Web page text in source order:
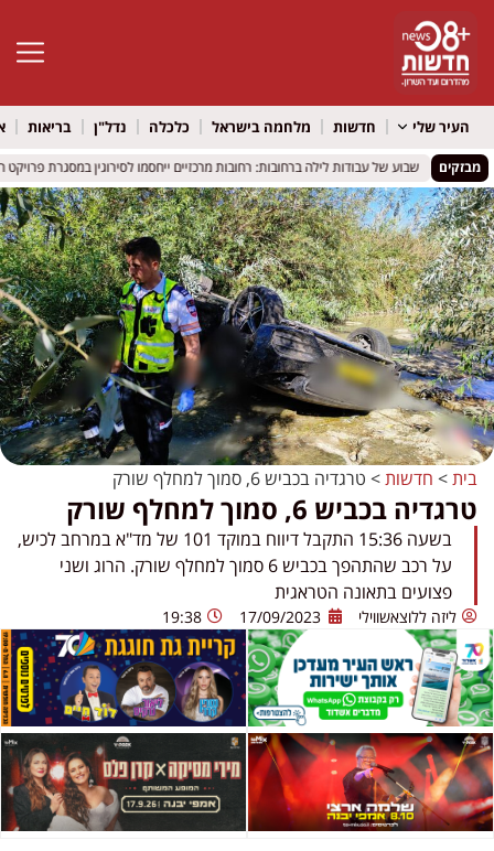
פתח
העיר שלי חדשות מלחמה בישראל כלכלה נדל"ן בריאות
מבזקים שבוע של עבודות לילה ברחובות: רחובות מרכזיים ייחסמו לסירוגין במסגרת פרויקט
שבוע של עבודות לילה ברחובות: רחובות מרכזיים ייחסמו לסירוגין במסגרת פרויקט
בית> חדשות> טרגדיה בכביש 6, סמוך למחלף שורק
טרגדיה בכביש 6, סמוך למחלף שורק
בשעה 15:36 התקבל דיווח במוקד 101 של מד"א במרחב לכיש,
על רכב שהתהפך בכביש 6 סמוך למחלף שורק. הרוג ושני
פצועים בתאונה הטראגית
ליזה ללוצאשווילי 17/09/2023
19:38